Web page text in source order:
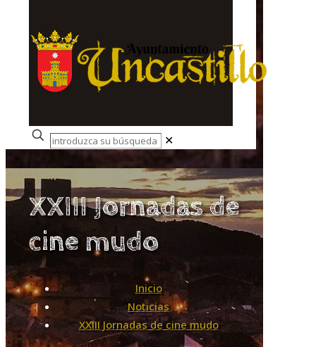
✕
XXIII Jornadas de
cine mudo
Inicio
Noticias
XXIII Jornadas de cine mudo